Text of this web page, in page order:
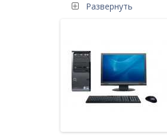
Развернуть